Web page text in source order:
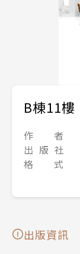
B棟11樓
作 者
出 版 社
格 式
出版資訊